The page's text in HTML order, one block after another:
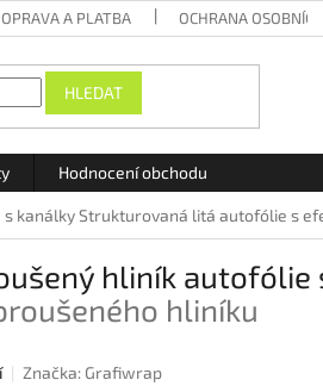
A PLATBA OCHRANA OSOBNÍCH
HLEDAT
Hodnocení obchodu
kanálkyStrukturovaná litá autofólie s
hliník autofólie
hliníku
Značka: Grafiwrap